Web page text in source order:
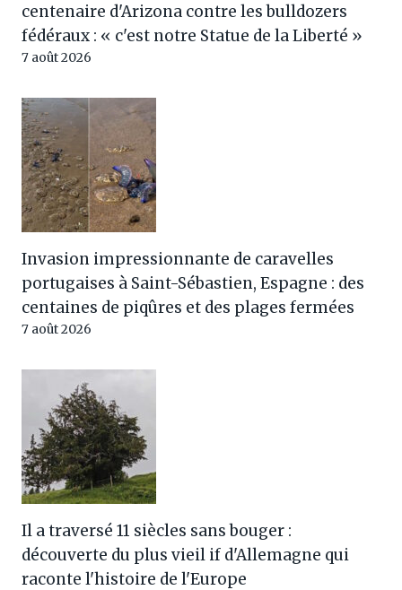
centenaire d'Arizona contre les bulldozers
fédéraux : « c'est notre Statue de la Liberté »
7 août 2026
Invasion impressionnante de caravelles
portugaises à Saint-Sébastien, Espagne : des
centaines de piqûres et des plages fermées
7 août 2026
Il a traversé 11 siècles sans bouger :
découverte du plus vieil if d'Allemagne qui
raconte l'histoire de l'Europe